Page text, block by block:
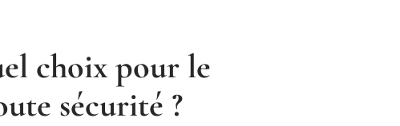
choix pour le
sécurité ?